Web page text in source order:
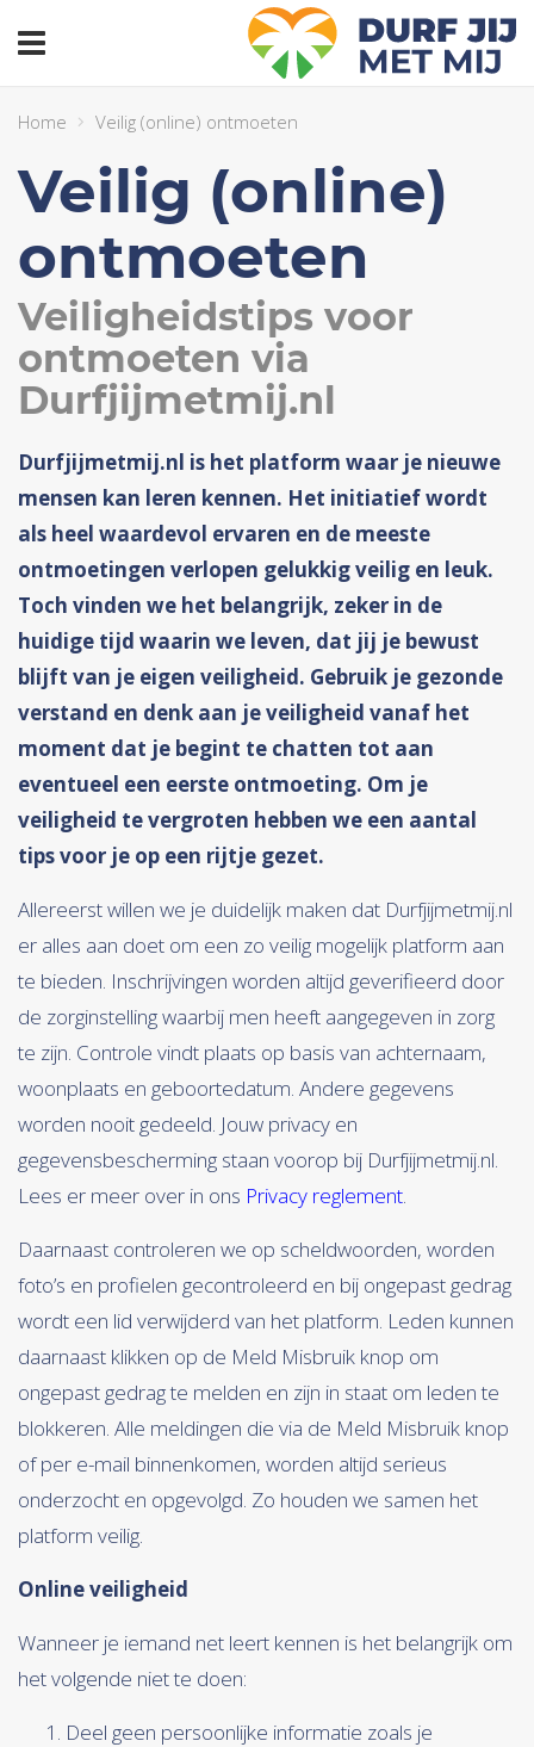
header_toggle_navigation
Home Veilig (online) ontmoeten
Veilig (online)
ontmoeten
Veiligheidstips voor
ontmoeten via
Durfjijmetmij.nl
Durfjijmetmij.nl is het platform waar je nieuwe
mensen kan leren kennen. Het initiatief wordt
als heel waardevol ervaren en de meeste
ontmoetingen verlopen gelukkig veilig en leuk.
Toch vinden we het belangrijk, zeker in de
huidige tijd waarin we leven, dat jij je bewust
blijft van je eigen veiligheid. Gebruik je gezonde
verstand en denk aan je veiligheid vanaf het
moment dat je begint te chatten tot aan
eventueel een eerste ontmoeting. Om je
veiligheid te vergroten hebben we een aantal
tips voor je op een rijtje gezet.
Allereerst willen we je duidelijk maken dat Durfjijmetmij.nl
er alles aan doet om een zo veilig mogelijk platform aan
te bieden. Inschrijvingen worden altijd geverifieerd door
de zorginstelling waarbij men heeft aangegeven in zorg
te zijn. Controle vindt plaats op basis van achternaam,
woonplaats en geboortedatum. Andere gegevens
worden nooit gedeeld. Jouw privacy en
gegevensbescherming staan voorop bij Durfjijmetmij.nl.
Lees er meer over in ons Privacy reglement.
Daarnaast controleren we op scheldwoorden, worden
foto’s en profielen gecontroleerd en bij ongepast gedrag
wordt een lid verwijderd van het platform. Leden kunnen
daarnaast klikken op de Meld Misbruik knop om
ongepast gedrag te melden en zijn in staat om leden te
blokkeren. Alle meldingen die via de Meld Misbruik knop
of per e-mail binnenkomen, worden altijd serieus
onderzocht en opgevolgd. Zo houden we samen het
platform veilig.
Online veiligheid
Wanneer je iemand net leert kennen is het belangrijk om
het volgende niet te doen:
Deel geen persoonlijke informatie zoals je